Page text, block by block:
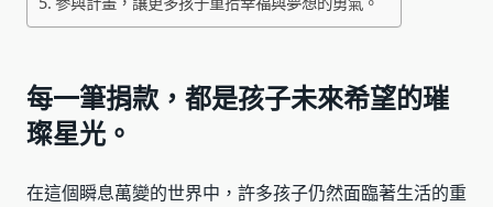
每一筆捐款，都是孩子未來希望的璀
璨星光。
在這個瞬息萬變的世界中，許多孩子仍然面臨著生活的重